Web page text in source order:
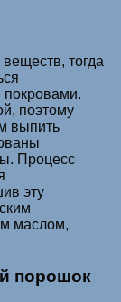
тогда
покровами.
поэтому
выпить
Процесс
эту
маслом,
порошок